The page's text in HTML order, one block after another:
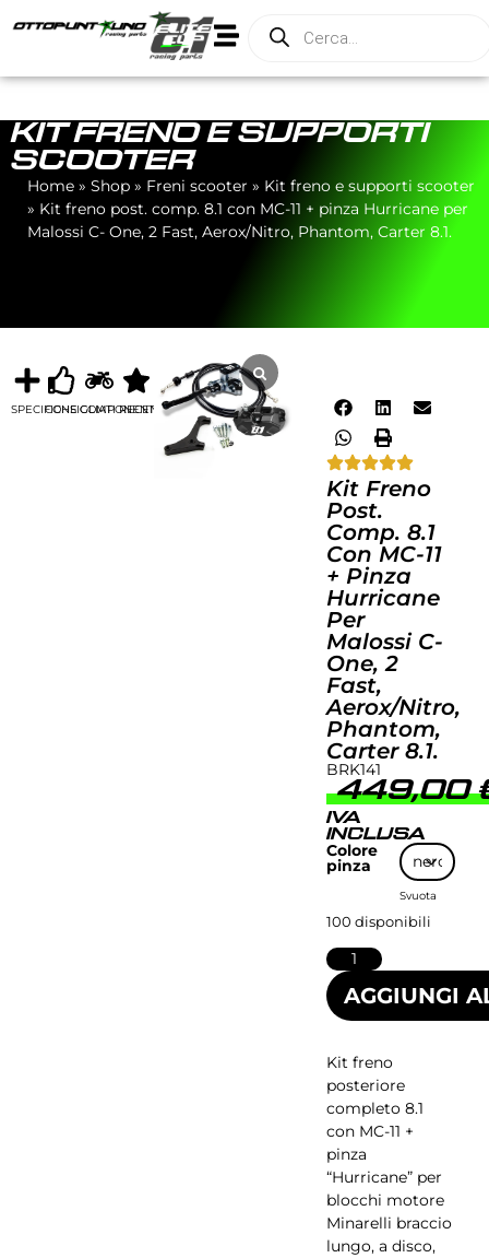
KIT FRENO E SUPPORTI
SCOOTER
Home » Shop » Freni scooter » Kit freno e supporti scooter
» Kit freno post. comp. 8.1 con MC-11 + pinza Hurricane per
Malossi C- One, 2 Fast, Aerox/Nitro, Phantom, Carter 8.1.
SPECIFICHECONSIGLIATICOMPONENTIRECENSIONI
Kit Freno
Post.
Comp. 8.1
Con MC-11
+ Pinza
Hurricane
Per
Malossi C-
One, 2
Fast,
Aerox/Nitro,
Phantom,
Carter 8.1.
BRK141
449,00
IVA
INCLUSA
Colore
pinza
Svuota
100 disponibili
AGGIUNGI
Kit freno
posteriore
completo 8.1
con MC-11 +
pinza
“Hurricane” per
blocchi motore
Minarelli braccio
lungo, a disco,